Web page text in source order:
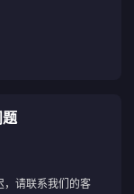
，请联系我们的客